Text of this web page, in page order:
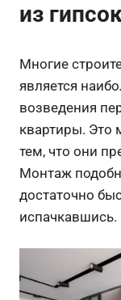
из
Многие
является
возведения
квартиры. Это
тем, что они
Монтаж
достаточно
испачкавшись.